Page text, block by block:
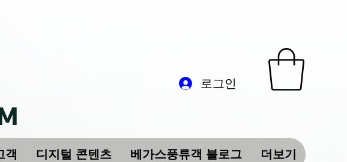
로그인
객 디지털 콘텐츠 베가스풍류객 블로그 더보기